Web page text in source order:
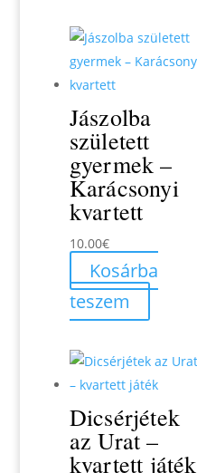
Jászolba
született
gyermek –
Karácsonyi
kvartett
10.00€
Kosárba
teszem
Dicsérjétek
az Urat –
kvartett játék